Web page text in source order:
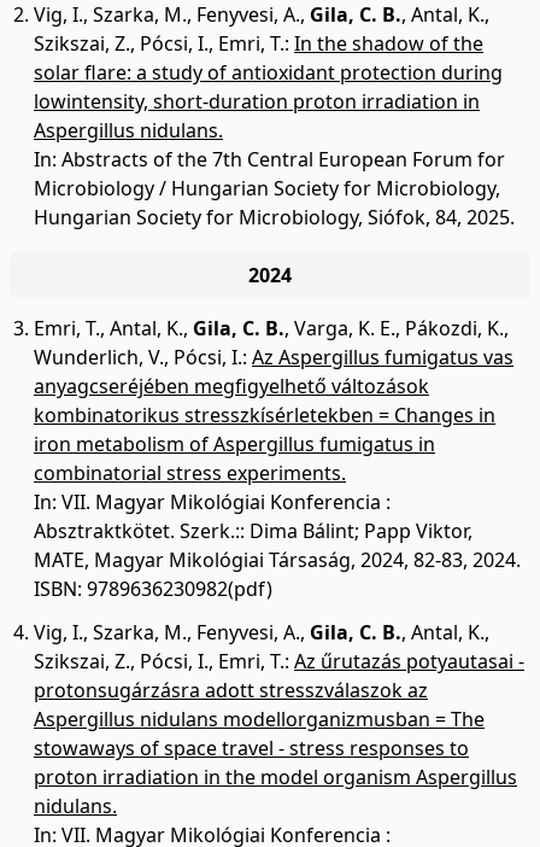
Vig, I., Szarka, M., Fenyvesi, A., Gila, C. B., Antal, K.,
Szikszai, Z., Pócsi, I., Emri, T.: In the shadow of the
solar flare: a study of antioxidant protection during
lowintensity, short-duration proton irradiation in
Aspergillus nidulans.
In: Abstracts of the 7th Central European Forum for
Microbiology / Hungarian Society for Microbiology,
Hungarian Society for Microbiology, Siófok, 84, 2025.
2024
Emri, T., Antal, K., Gila, C. B., Varga, K. E., Pákozdi, K.,
Wunderlich, V., Pócsi, I.: Az Aspergillus fumigatus vas
anyagcseréjében megfigyelhető változások
kombinatorikus stresszkísérletekben = Changes in
iron metabolism of Aspergillus fumigatus in
combinatorial stress experiments.
In: VII. Magyar Mikológiai Konferencia :
Absztraktkötet. Szerk.:: Dima Bálint; Papp Viktor,
MATE, Magyar Mikológiai Társaság, 2024, 82-83, 2024.
ISBN: 9789636230982(pdf)
Vig, I., Szarka, M., Fenyvesi, A., Gila, C. B., Antal, K.,
Szikszai, Z., Pócsi, I., Emri, T.: Az űrutazás potyautasai -
protonsugárzásra adott stresszválaszok az
Aspergillus nidulans modellorganizmusban = The
stowaways of space travel - stress responses to
proton irradiation in the model organism Aspergillus
nidulans.
In: VII. Magyar Mikológiai Konferencia :